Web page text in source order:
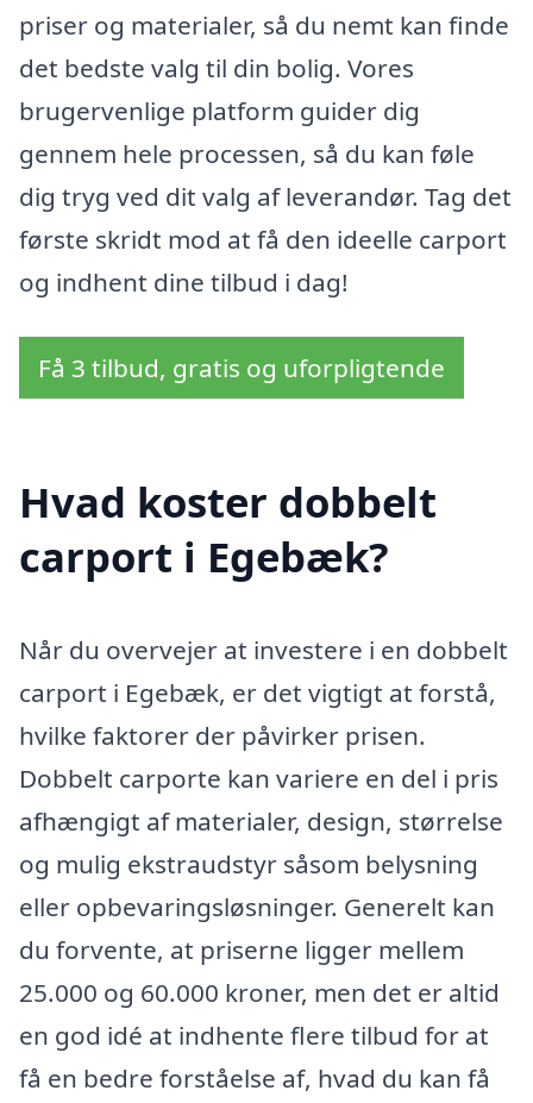
priser og materialer, så du nemt kan finde
det bedste valg til din bolig. Vores
brugervenlige platform guider dig
gennem hele processen, så du kan føle
dig tryg ved dit valg af leverandør. Tag det
første skridt mod at få den ideelle carport
og indhent dine tilbud i dag!
Få 3 tilbud, gratis og uforpligtende
Hvad koster dobbelt
carport i Egebæk?
Når du overvejer at investere i en dobbelt
carport i Egebæk, er det vigtigt at forstå,
hvilke faktorer der påvirker prisen.
Dobbelt carporte kan variere en del i pris
afhængigt af materialer, design, størrelse
og mulig ekstraudstyr såsom belysning
eller opbevaringsløsninger. Generelt kan
du forvente, at priserne ligger mellem
25.000 og 60.000 kroner, men det er altid
en god idé at indhente flere tilbud for at
få en bedre forståelse af, hvad du kan få